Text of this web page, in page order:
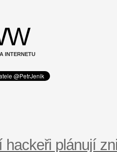
INTERNETU
hackeři plánují